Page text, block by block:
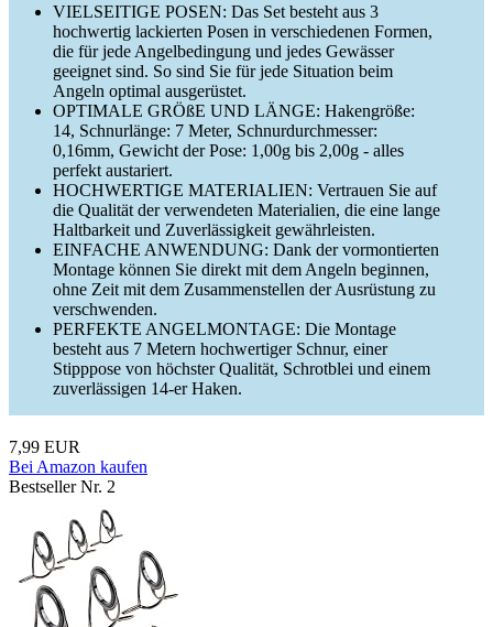
VIELSEITIGE POSEN: Das Set besteht aus 3
hochwertig lackierten Posen in verschiedenen Formen,
die für jede Angelbedingung und jedes Gewässer
geeignet sind. So sind Sie für jede Situation beim
Angeln optimal ausgerüstet.
OPTIMALE GRÖßE UND LÄNGE: Hakengröße:
14, Schnurlänge: 7 Meter, Schnurdurchmesser:
0,16mm, Gewicht der Pose: 1,00g bis 2,00g - alles
perfekt austariert.
HOCHWERTIGE MATERIALIEN: Vertrauen Sie auf
die Qualität der verwendeten Materialien, die eine lange
Haltbarkeit und Zuverlässigkeit gewährleisten.
EINFACHE ANWENDUNG: Dank der vormontierten
Montage können Sie direkt mit dem Angeln beginnen,
ohne Zeit mit dem Zusammenstellen der Ausrüstung zu
verschwenden.
PERFEKTE ANGELMONTAGE: Die Montage
besteht aus 7 Metern hochwertiger Schnur, einer
Stipppose von höchster Qualität, Schrotblei und einem
zuverlässigen 14-er Haken.
7,99 EUR
Bei Amazon kaufen
Bestseller Nr. 2